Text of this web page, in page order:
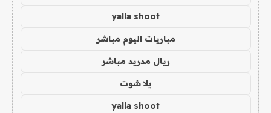
yalla shoot
مباريات اليوم مباشر
ريال مدريد مباشر
يلا شوت
yalla shoot